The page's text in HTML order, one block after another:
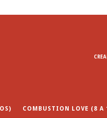
COMBUSTION LOVE (8 A